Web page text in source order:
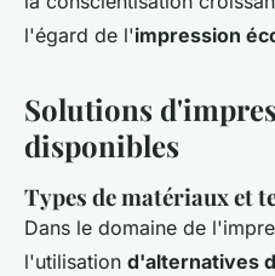
l'égard de l'impression
Solutions
disponibles
Types de matériaux et
Dans le domaine de
l'utilisation d'alternatives